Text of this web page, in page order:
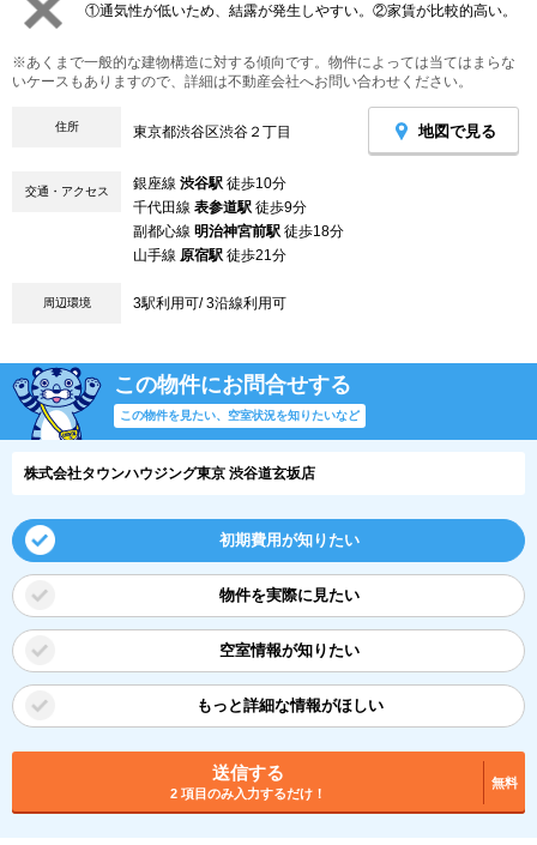
①通気性が低いため、結露が発生しやすい。②家賃が比較的高い。
※あくまで一般的な建物構造に対する傾向です。物件によっては当てはまらな
いケースもありますので、詳細は不動産会社へお問い合わせください。
住所 東京都渋谷区渋谷２丁目 地図で見る
交通・アクセス 銀座線 渋谷駅 徒歩10分
千代田線 表参道駅 徒歩9分
副都心線 明治神宮前駅 徒歩18分
山手線 原宿駅 徒歩21分
周辺環境 3駅利用可/ 3沿線利用可
この物件にお問合せする
この物件を見たい、空室状況を知りたいなど
株式会社タウンハウジング東京 渋谷道玄坂店
初期費用が知りたい
物件を実際に見たい
空室情報が知りたい
もっと詳細な情報がほしい
送信する
2 項目のみ入力するだけ！
無料